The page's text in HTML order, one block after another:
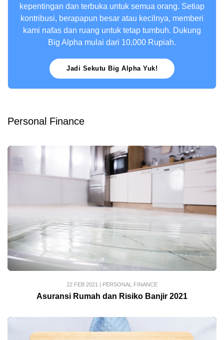
kepentingan dan terbuka untuk semua orang. Setiap
kontribusi, berapapun besar atau kecilnya, memberi
kami nafas dan ruang untuk tetap tumbuh. Dukung
Big Alpha mulai dari 10,000 Rupiah.
Jadi Sekutu Big Alpha Yuk!
Personal Finance
22 FEB 2021 | PERSONAL FINANCE
Asuransi Rumah dan Risiko Banjir 2021